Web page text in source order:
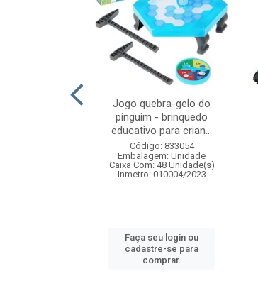
Jogo quebra-gelo do
pinguim - brinquedo
educativo para crian...
Código: 833054
Embalagem: Unidade
Caixa Com: 48 Unidade(s)
Inmetro: 010004/2023
Faça seu login ou
cadastre-se para
comprar.